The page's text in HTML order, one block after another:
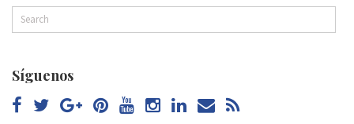
Síguenos